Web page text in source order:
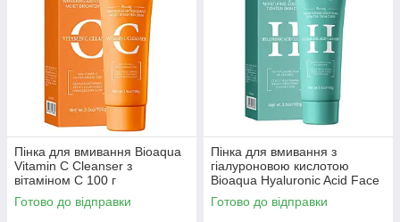
Пінка для вмивання Bioaqua
Vitamin C Cleanser з
вітаміном С 100 г
Готово до відправки
Пінка для вмивання з
гіалуроновою кислотою
Bioaqua Hyaluronic Acid Face
Cleanser, 100 г
Готово до відправки